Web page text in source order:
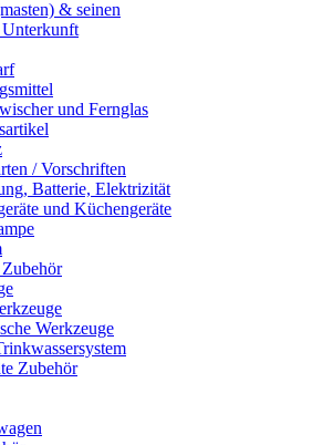
& seinen
Unterkunft
und Fernglas
/ Vorschriften
Batterie, Elektrizität
und Küchengeräte
Werkzeuge
Zubehör